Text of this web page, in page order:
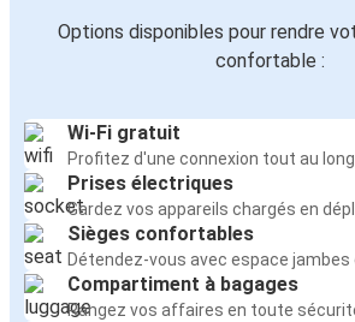
Options disponibles pour rendre
confortable :
Wi-Fi gratuit
Profitez d'une connexion tout au
Prises électriques
Gardez vos appareils chargés en
Sièges confortables
Détendez-vous avec espace
Compartiment à bagages
Rangez vos affaires en toute